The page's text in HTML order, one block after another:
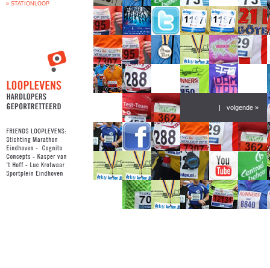
» STATIONLOOP
| volgende »